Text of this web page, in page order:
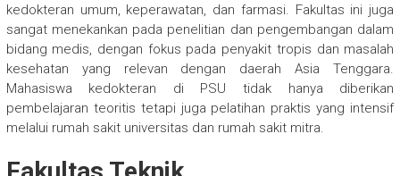
kedokteran umum, keperawatan, dan farmasi. Fakultas ini juga
sangat menekankan pada penelitian dan pengembangan dalam
bidang medis, dengan fokus pada penyakit tropis dan masalah
kesehatan yang relevan dengan daerah Asia Tenggara.
Mahasiswa kedokteran di PSU tidak hanya diberikan
pembelajaran teoritis tetapi juga pelatihan praktis yang intensif
melalui rumah sakit universitas dan rumah sakit mitra.